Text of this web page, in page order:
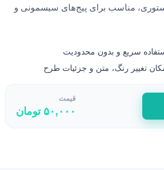
مناسب برای پیج‌های سیسمونی و
سریع و بدون محدودیت
تغییر رنگ، متن و جزئیات طرح
قیمت
۵۰,۰۰۰ تومان